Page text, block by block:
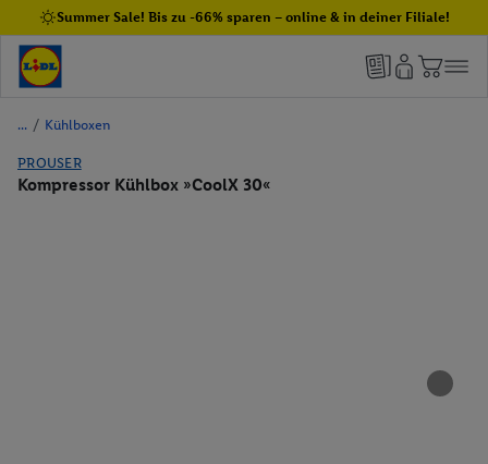
Summer Sale! Bis zu -66% sparen – online & in deiner Filiale!
/ Kühlboxen
PROUSER
Kompressor Kühlbox »CoolX 30«